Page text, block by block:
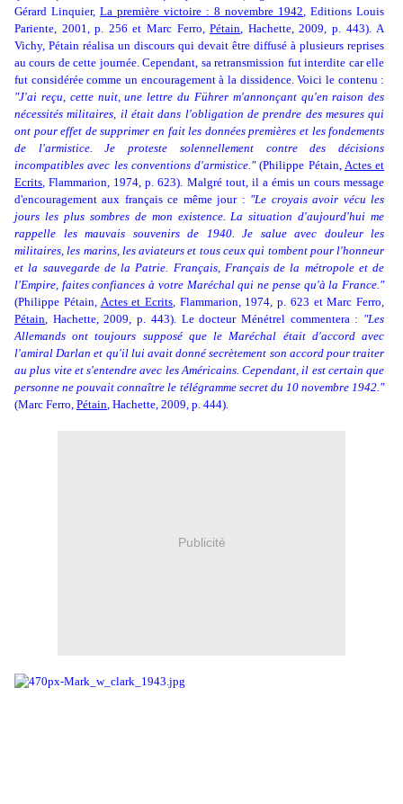
Gérard Linquier, La première victoire : 8 novembre 1942 Editions Louis
Pariente, 2001, p. 256 et Marc Ferro,Pétain , Hachette, 2009, p. 443). A
Vichy, Pétain réalisa un discours qui devait être diffusé à plusieurs reprises
au cours de cette journée. Cependant, sa retransmission fut interdite car elle
fut considérée comme un encouragement à la dissidence. Voici le contenu :
"J'ai reçu, cette nuit, une lettre du Führer m'annonçant qu'en raison des
nécessités militaires, il était dans l'obligation de prendre des mesures qui
ont pour effet de supprimer en fait les données premières et les fondements
de l'armistice. Je proteste solennellement contre des décisions
incompatibles avec les conventions d'armistice."(Philippe Pétain, Actes et
Ecrits , Flammarion, 1974, p. 623). Malgré tout, il a émis un cours message
d'encouragement aux français ce même jour : "Le croyais avoir vécu les
jours les plus sombres de mon existence. La situation d'aujourd'hui me
rappelle les mauvais souvenirs de 1940. Je salue avec douleur les
militaires, les marins, les aviateurs et tous ceux qui tombent pour l'honneur
et la sauvegarde de la Patrie. Français, Français de la métropole et de
l'Empire, faites confiances à votre Maréchal qui ne pense qu'à la France."
(Philippe Pétain, Actes et Ecrits , Flammarion, 1974, p. 623 et Marc Ferro,
Pétain , Hachette, 2009, p. 443). Le docteur Ménétrel commentera : "Les
Allemands ont toujours supposé que le Maréchal était d'accord avec
l'amiral Darlan et qu'il lui avait donné secrètement son accord pour traiter
au plus vite et s'entendre avec les Américains. Cependant, il est certain que
personne ne pouvait connaître le télégramme secret du 10 novembre 1942."
(Marc Ferro, Pétain , Hachette, 2009, p. 444).
Publicité